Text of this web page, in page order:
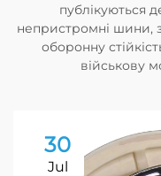
публікуються
непристромні шини,
оборонну
військову
30
Jul